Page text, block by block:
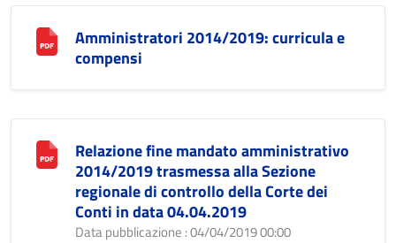
Amministratori 2014/2019: curricula e
compensi
Relazione fine mandato amministrativo
2014/2019 trasmessa alla Sezione
regionale di controllo della Corte dei
Conti in data 04.04.2019
Data pubblicazione : 04/04/2019 00:00